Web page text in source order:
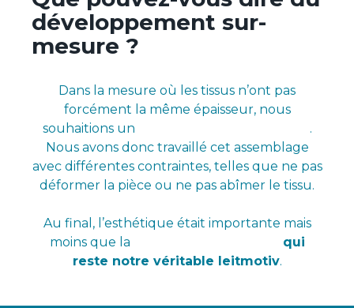
développement sur-
mesure ?
Dans la mesure où les tissus n’ont pas
forcément la même épaisseur, nous
souhaitions un
.
Nous avons donc travaillé cet assemblage
avec différentes contraintes, telles que ne pas
déformer la pièce ou ne pas abîmer le tissu.
Au final, l’esthétique était importante mais
moins que la
qui
reste notre véritable leitmotiv.